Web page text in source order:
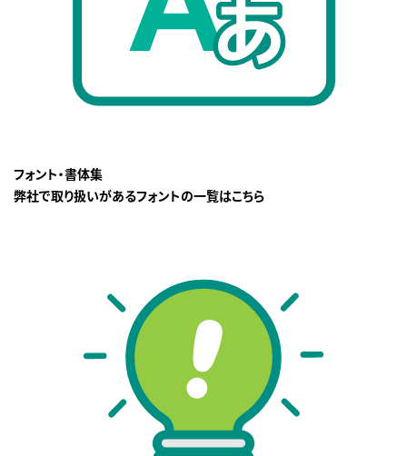
フォント・書体集
弊社で取り扱いがあるフォントの一覧はこちら